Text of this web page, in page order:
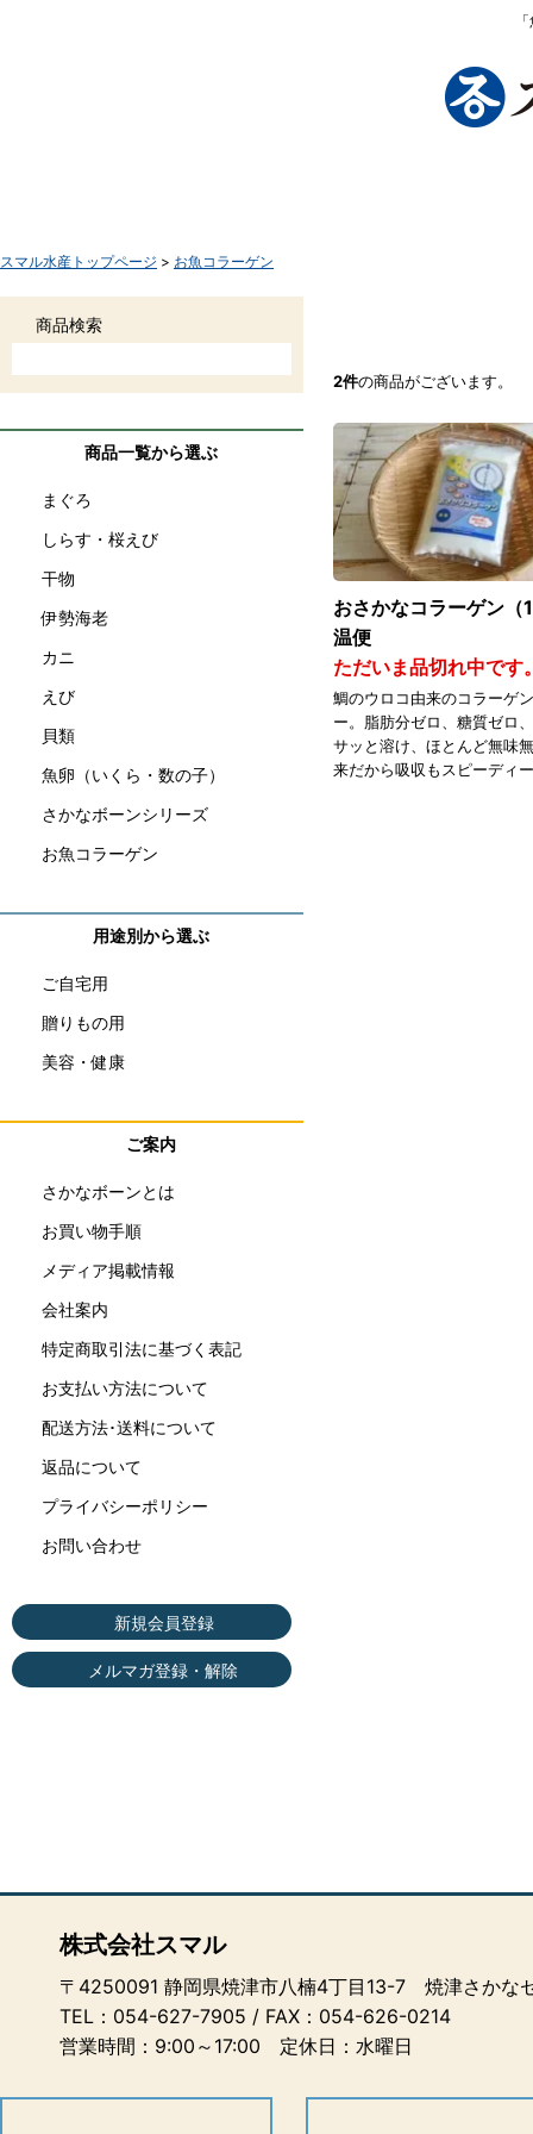
スマル水産トップページ > お魚コラーゲン
2件の商品がございます。
おさかなコラーゲン（
温便
ただいま品切れ中です
鯛のウロコ由来のコラーゲ
ー。脂肪分ゼロ、糖質ゼロ
サッと溶け、ほとんど無味
来だから吸収もスピーディ
商品検索
商品一覧から選ぶ
まぐろ
しらす・桜えび
干物
伊勢海老
カニ
えび
貝類
魚卵（いくら・数の子）
さかなボーンシリーズ
お魚コラーゲン
用途別から選ぶ
ご自宅用
贈りもの用
美容・健康
ご案内
さかなボーンとは
お買い物手順
メディア掲載情報
会社案内
特定商取引法に基づく表記
お支払い方法について
配送方法･送料について
返品について
プライバシーポリシー
お問い合わせ
新規会員登録
メルマガ登録・解除
株式会社スマル
〒4250091 静岡県焼津市八楠4丁目13-7 焼津さかな
TEL： 054-627-7905 / FAX：054-626-0214
営業時間：9:00～17:00 定休日：水曜日